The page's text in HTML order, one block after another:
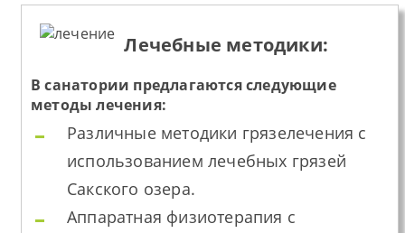
Лечебные методики:
В санатории предлагаются следующие
методы лечения:
Различные методики грязелечения с
использованием лечебных грязей
Сакского озера.
Аппаратная физиотерапия с